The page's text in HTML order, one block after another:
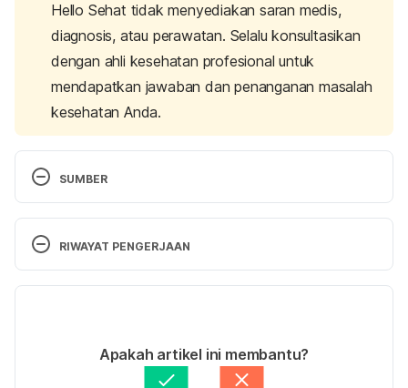
Hello Sehat tidak menyediakan saran medis,
diagnosis, atau perawatan. Selalu konsultasikan
dengan ahli kesehatan profesional untuk
mendapatkan jawaban dan penanganan masalah
kesehatan Anda.
SUMBER
Australia, D. (2019) History of diving, Diving
Australia
https://www.diving.org.au/about/history/
https://stillmed.olympic.org/media/Document%20Li
RIWAYAT PENGERJAAN
Ditulis oleh Aprinda Puji
Ditinjau secara medis oleh
dr. Andreas Wilson
Apakah artikel ini membantu?